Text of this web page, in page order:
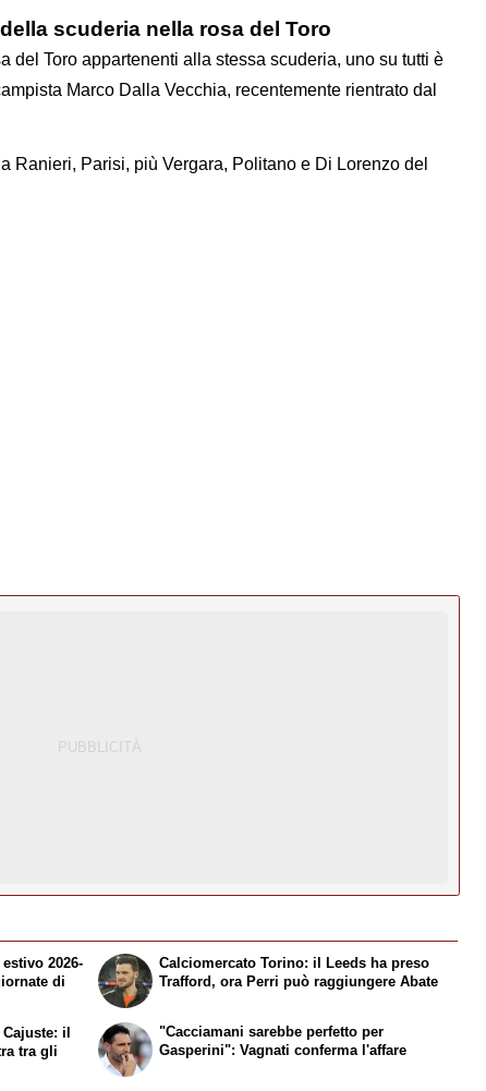
scuderia nella rosa del Toro
del Toro appartenenti alla stessa scuderia, uno su tutti è
Marco Dalla Vecchia, recentemente rientrato dal
Ranieri, Parisi, più Vergara, Politano e Di Lorenzo del
2026-
di
il
tra gli
Calciomercato Torino: il Leeds ha preso
Trafford, ora Perri può raggiungere Abate
"Cacciamani sarebbe perfetto per
Gasperini": Vagnati conferma l'affare